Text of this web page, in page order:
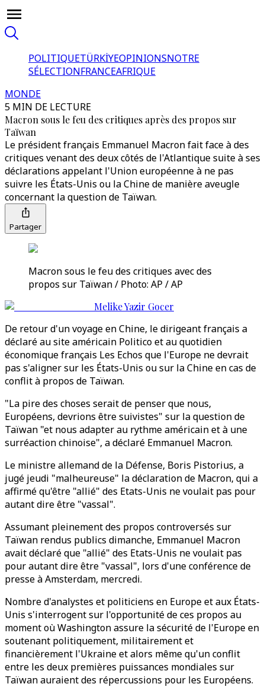
POLITIQUETÜRKİYEOPINIONSNOTRE
SÉLECTIONFRANCEAFRIQUE
MONDE
5 MIN DE LECTURE
Macron sous le feu des critiques après des propos sur
Taïwan
Le président français Emmanuel Macron fait face à des
critiques venant des deux côtés de l'Atlantique suite à ses
déclarations appelant l'Union européenne à ne pas
suivre les États-Unis ou la Chine de manière aveugle
concernant la question de Taïwan.
Partager
Macron sous le feu des critiques avec des
propos sur Taïwan / Photo: AP / AP
Melike Yazir Gocer
De retour d'un voyage en Chine, le dirigeant français a
déclaré au site américain Politico et au quotidien
économique français Les Echos que l'Europe ne devrait
pas s'aligner sur les États-Unis ou sur la Chine en cas de
conflit à propos de Taïwan.
"La pire des choses serait de penser que nous,
Européens, devrions être suivistes" sur la question de
Taïwan "et nous adapter au rythme américain et à une
surréaction chinoise", a déclaré Emmanuel Macron.
Le ministre allemand de la Défense, Boris Pistorius, a
jugé jeudi "malheureuse" la déclaration de Macron, qui a
affirmé qu'être "allié" des Etats-Unis ne voulait pas pour
autant dire être "vassal".
Assumant pleinement des propos controversés sur
Taïwan rendus publics dimanche, Emmanuel Macron
avait déclaré que "allié" des Etats-Unis ne voulait pas
pour autant dire être "vassal", lors d'une conférence de
presse à Amsterdam, mercredi.
Nombre d'analystes et politiciens en Europe et aux États-
Unis s'interrogent sur l'opportunité de ces propos au
moment où Washington assure la sécurité de l'Europe en
soutenant politiquement, militairement et
financièrement l'Ukraine et alors même qu'un conflit
entre les deux premières puissances mondiales sur
Taïwan auraient des répercussions pour les Européens.